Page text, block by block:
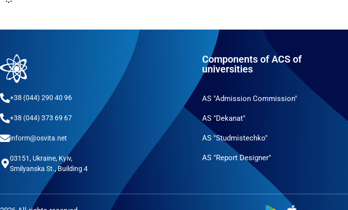
+38 (044) 290 40 96
+38 (044) 373 69 67
inform@osvita.net
03151, Ukraine, Kyiv,
Smilyanska St., Building 4
Components of ACS of
universities
AS "Admission Commission"
AS "Dekanat"
AS "Studmistechko"
AS "Report Designer"